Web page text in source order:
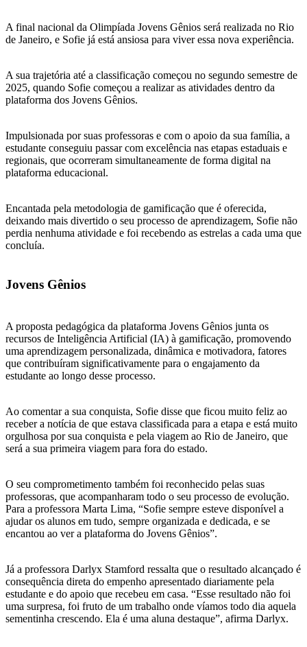
A final nacional da Olimpíada Jovens Gênios será realizada no Rio
de Janeiro, e Sofie já está ansiosa para viver essa nova experiência.
A sua trajetória até a classificação começou no segundo semestre de
2025, quando Sofie começou a realizar as atividades dentro da
plataforma dos Jovens Gênios.
Impulsionada por suas professoras e com o apoio da sua família, a
estudante conseguiu passar com excelência nas etapas estaduais e
regionais, que ocorreram simultaneamente de forma digital na
plataforma educacional.
Encantada pela metodologia de gamificação que é oferecida,
deixando mais divertido o seu processo de aprendizagem, Sofie não
perdia nenhuma atividade e foi recebendo as estrelas a cada uma que
concluía.
Jovens Gênios
A proposta pedagógica da plataforma Jovens Gênios junta os
recursos de Inteligência Artificial (IA) à gamificação, promovendo
uma aprendizagem personalizada, dinâmica e motivadora, fatores
que contribuíram significativamente para o engajamento da
estudante ao longo desse processo.
Ao comentar a sua conquista, Sofie disse que ficou muito feliz ao
receber a notícia de que estava classificada para a etapa e está muito
orgulhosa por sua conquista e pela viagem ao Rio de Janeiro, que
será a sua primeira viagem para fora do estado.
O seu comprometimento também foi reconhecido pelas suas
professoras, que acompanharam todo o seu processo de evolução.
Para a professora Marta Lima, “Sofie sempre esteve disponível a
ajudar os alunos em tudo, sempre organizada e dedicada, e se
encantou ao ver a plataforma do Jovens Gênios”.
Já a professora Darlyx Stamford ressalta que o resultado alcançado é
consequência direta do empenho apresentado diariamente pela
estudante e do apoio que recebeu em casa. “Esse resultado não foi
uma surpresa, foi fruto de um trabalho onde víamos todo dia aquela
sementinha crescendo. Ela é uma aluna destaque”, afirma Darlyx.